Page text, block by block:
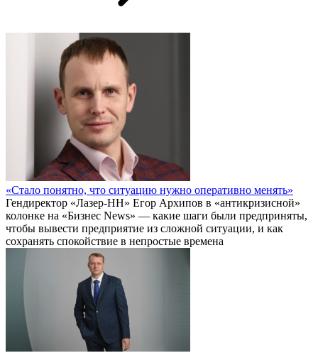
«Стало понятно, что ситуацию нужно оперативно менять»
Гендиректор «Лазер-НН» Егор Архипов в «антикризисной»
колонке на «Бизнес News» — какие шаги были предприняты,
чтобы вывести предприятие из сложной ситуации, и как
сохранять спокойствие в непростые времена